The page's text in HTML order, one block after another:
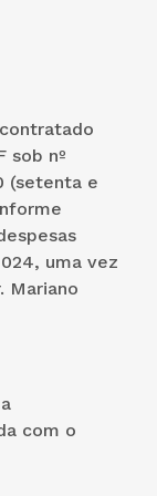
sob nº
(setenta e
uma vez
Mariano
com o